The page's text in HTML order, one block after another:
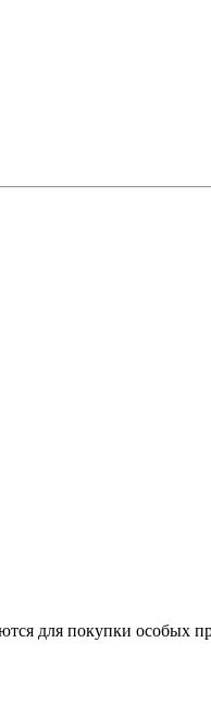
для покупки особых